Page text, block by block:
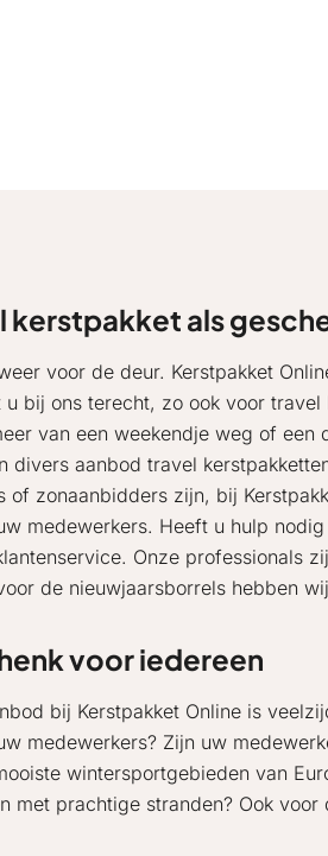
kerstpakket als
voor de deur. Kerstpakket
u bij ons terecht, zo ook voor
van een weekendje weg of
divers aanbod travel
of zonaanbidders zijn, bij
medewerkers. Heeft u hulp
Onze professionals
de nieuwjaarsborrels hebben
voor iedereen
bij Kerstpakket Online is
medewerkers? Zijn uw
wintersportgebieden van
met prachtige stranden? Ook